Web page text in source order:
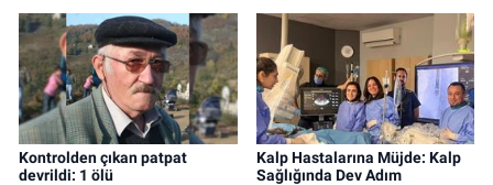
Kontrolden çıkan patpat
devrildi: 1 ölü
Kalp Hastalarına Müjde: Kalp
Sağlığında Dev Adım